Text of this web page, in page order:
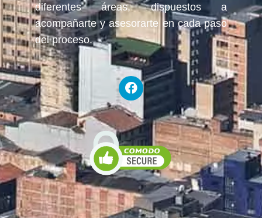
diferentes áreas, dispuestos a
acompañarte y asesorarte en cada paso
del proceso.